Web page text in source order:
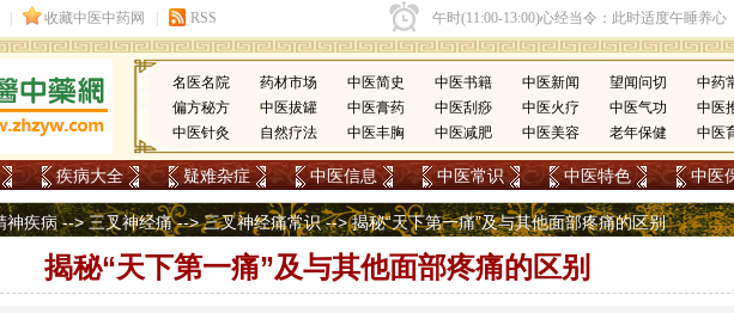
名医名院 药材市场 中医简史 中医书籍 中医新闻 望闻问切
中药
偏方秘方
中医拔罐 中医膏药 中医刮痧 中医火疗 中医气功
中医
中医针灸
自然疗法 中医丰胸 中医减肥 中医美容 老年保健 中医
疾病大全 疑难杂症 中医信息 中医常识 中医特色 中医
神疾病-->三叉神经痛-->三叉神经痛常识--> 揭秘“天下第一痛”及与其他面部疼痛的区别
揭秘“天下第一痛”及与其他面部疼痛的区别